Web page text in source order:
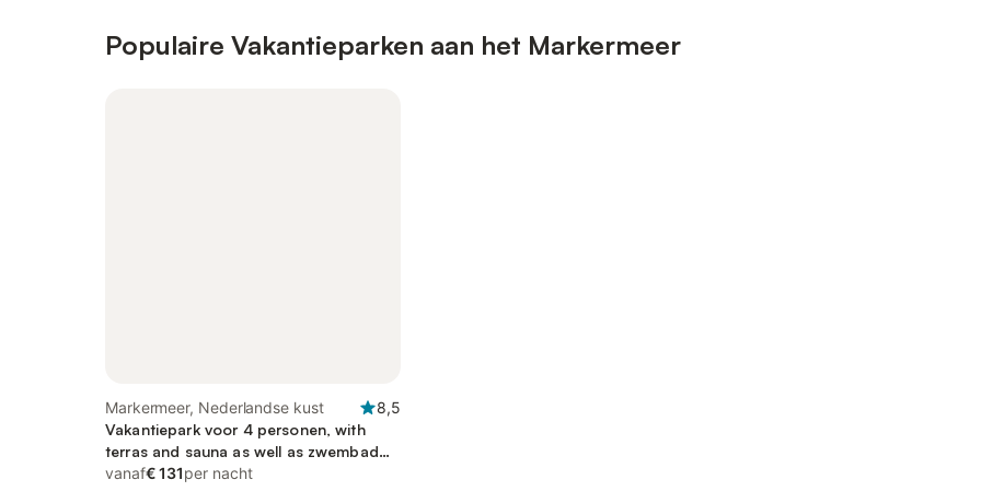
Populaire Vakantieparken aan het Markermeer
Markermeer, Nederlandse kust
8,5
Vakantiepark voor 4 personen, with
terras and sauna as well as zwembad
and whirlpool
vanaf€ 131per nacht